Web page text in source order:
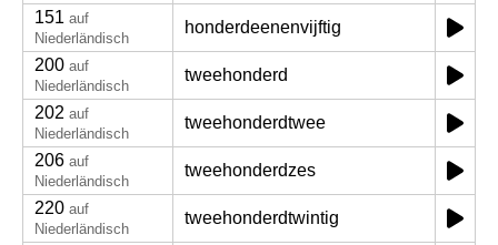
151 auf
Niederländisch
honderdeenenvijftig
200 auf
Niederländisch
tweehonderd
202 auf
Niederländisch
tweehonderdtwee
206 auf
Niederländisch
tweehonderdzes
220 auf
Niederländisch
tweehonderdtwintig